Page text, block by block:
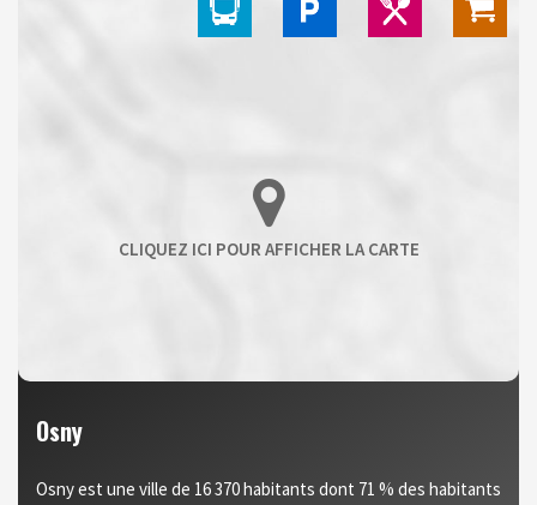
Osny
Osny est une ville de 16 370 habitants dont 71 % des habitants